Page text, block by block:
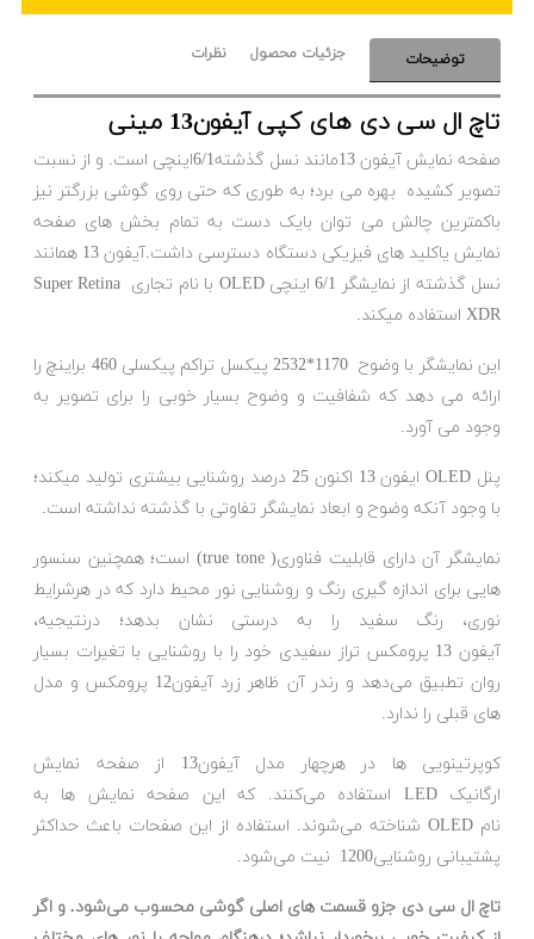
توضیحات جزئیات محصول نظرات
تاچ ال سی دی های کپی آیفون13 مینی
صفحه نمایش آیفون 13مانند نسل گذشته6/1اینچی است. و از نسبت
تصویر کشیده بهره می برد؛ به طوری که حتی روی گوشی بزرگتر نیز
باکمترین چالش می توان بایک دست به تمام بخش های صفحه
نمایش یاکلید های فیزیکی دستگاه دسترسی داشت.آیفون 13 همانند
نسل گذشته از نمایشگر 6/1 اینچی OLED با نام تجاری Super Retina
XDR استفاده میکند.
این نمایشگر با وضوح 1170*2532 پیکسل تراکم پیکسلی 460 براینچ را
ارائه می دهد که شفافیت و وضوح بسیار خوبی را برای تصویر به
وجود می آورد.
پنل OLED ایفون 13 اکنون 25 درصد روشنایی بیشتری تولید میکند؛
با وجود آنکه وضوح و ابعاد نمایشگر تفاوتی با گذشته نداشته است.
نمایشگر آن دارای قابلیت فناوری( true tone) است؛ همچنین سنسور
هایی برای اندازه‌ گیری رنگ و روشنایی نور محیط دارد که در هرشرایط
نوری، رنگ سفید را به درستی نشان بدهد؛ درنتیجیه،
آیفون 13 پرومکس تراز سفیدی خود را با روشنایی با تغیرات بسیار
روان تطبیق می‌دهد و رندر آن ظاهر زرد آیفون12 پرومکس و مدل
های قبلی را ندارد.
کوپرتینویی ها در هرچهار مدل آیفون13 از صفحه نمایش
ارگانیک LED استفاده می‌کنند. که این صفحه نمایش ها به
نام OLED شناخته می‌شوند. استفاده از این صفحات باعث حداکثر
پشتیبانی روشنایی1200 نیت می‌شود.
تاچ ال سی‌ دی جزو قسمت های اصلی گوشی محسوب می‌شود. و اگر